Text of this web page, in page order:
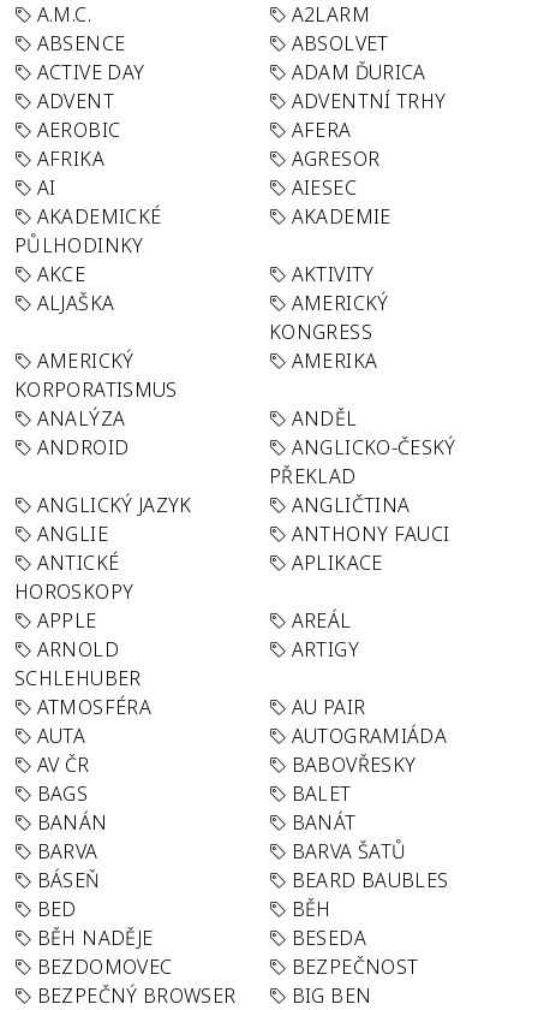
A.M.C.
A2LARM
ABSENCE
ABSOLVET
ACTIVE DAY
ADAM ĎURICA
ADVENT
ADVENTNÍ TRHY
AEROBIC
AFERA
AFRIKA
AGRESOR
AI
AIESEC
AKADEMICKÉ
PŮLHODINKY
AKADEMIE
AKCE
AKTIVITY
ALJAŠKA
AMERICKÝ
KONGRESS
AMERICKÝ
KORPORATISMUS
AMERIKA
ANALÝZA
ANDĚL
ANDROID
ANGLICKO-ČESKÝ
PŘEKLAD
ANGLICKÝ JAZYK
ANGLIČTINA
ANGLIE
ANTHONY FAUCI
ANTICKÉ
HOROSKOPY
APLIKACE
APPLE
AREÁL
ARNOLD
SCHLEHUBER
ARTIGY
ATMOSFÉRA
AU PAIR
AUTA
AUTOGRAMIÁDA
AV ČR
BABOVŘESKY
BAGS
BALET
BANÁN
BANÁT
BARVA
BARVA ŠATŮ
BÁSEŇ
BEARD BAUBLES
BED
BĚH
BĚH NADĚJE
BESEDA
BEZDOMOVEC
BEZPEČNOST
BEZPEČNÝ BROWSER
BIG BEN